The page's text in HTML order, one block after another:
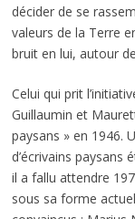
décider de se
valeurs de la Terre
bruit en lui, autour
Celui qui prit
Guillaumin et
paysans » en 1946.
d’écrivains paysans
il a fallu attendre
sous sa forme